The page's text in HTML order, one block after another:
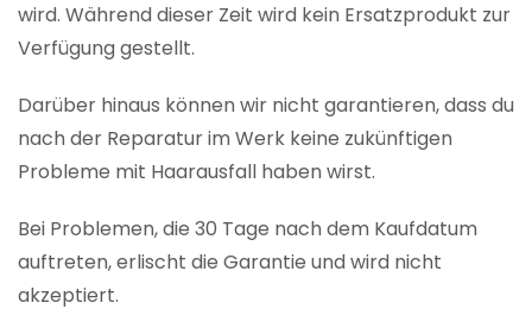
wird. Während dieser Zeit wird kein Ersatzprodukt zur
Verfügung gestellt.
Darüber hinaus können wir nicht garantieren, dass du
nach der Reparatur im Werk keine zukünftigen
Probleme mit Haarausfall haben wirst.
Bei Problemen, die 30 Tage nach dem Kaufdatum
auftreten, erlischt die Garantie und wird nicht
akzeptiert.